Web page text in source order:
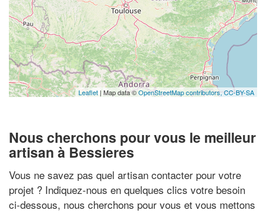
Leaflet | Map data ©OpenStreetMap contributors, CC-BY-SA
Nous cherchons pour vous le meilleur
artisan à Bessieres
Vous ne savez pas quel artisan contacter pour votre
projet ? Indiquez-nous en quelques clics votre besoin
ci-dessous, nous cherchons pour vous et vous mettons